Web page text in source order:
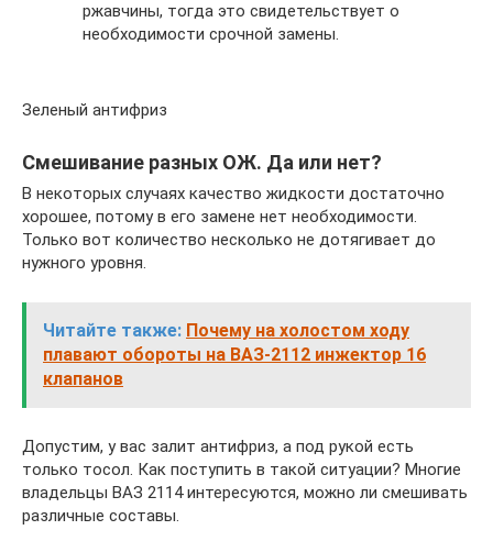
ржавчины, тогда это свидетельствует о
необходимости срочной замены.
Зеленый антифриз
Смешивание разных ОЖ. Да или нет?
В некоторых случаях качество жидкости достаточно
хорошее, потому в его замене нет необходимости.
Только вот количество несколько не дотягивает до
нужного уровня.
Читайте также: Почему на холостом ходу
плавают обороты на ВАЗ-2112 инжектор 16
клапанов
Допустим, у вас залит антифриз, а под рукой есть
только тосол. Как поступить в такой ситуации? Многие
владельцы ВАЗ 2114 интересуются, можно ли смешивать
различные составы.